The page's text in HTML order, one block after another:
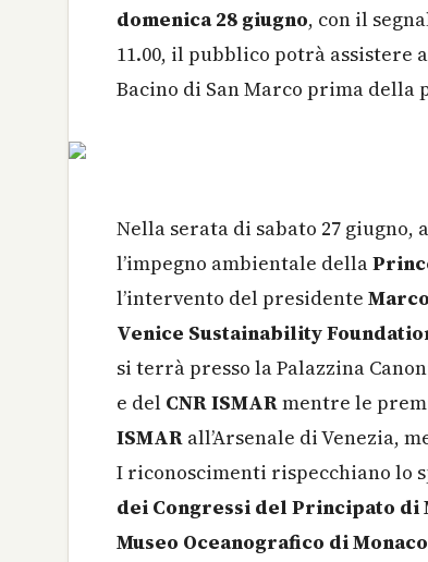
domenica 28 giugno, con il
11.00, il pubblico potrà assistere
Bacino di San Marco prima della
Nella serata di sabato 27
l’impegno ambientale della
l’intervento del presidente
Venice Sustainability
si terrà presso la Palazzina
e del CNR ISMARmentre le
ISMAR all’Arsenale di Venezia,
I riconoscimenti rispecchiano lo
dei Congressi del Principato di
Museo Oceanografico di Monaco